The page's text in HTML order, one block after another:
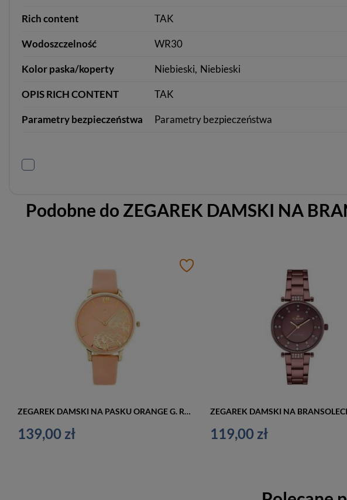
Rich content TAK
Wodoszczelność WR30
Kolor paska/koperty Niebieski Niebieski
OPIS RICH CONTENT TAK
Parametry bezpieczeństwa Parametry bezpieczeństwa
Podobne do ZEGAREK DAMSKI NA
ZEGAREK DAMSKI NA PASKU ORANGE G. ROSSI - 12177A5-5E2 (zg848b) + BOX
139,00 zł 119,00 zł